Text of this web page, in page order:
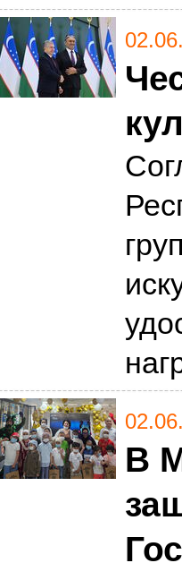
В